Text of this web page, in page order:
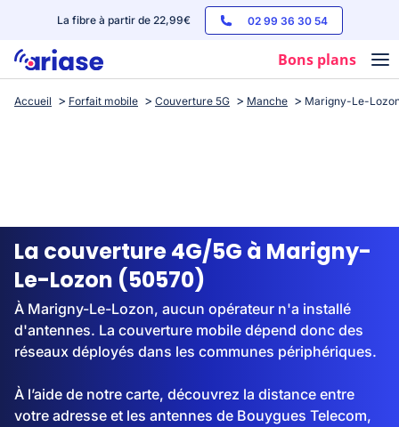
La fibre à partir de 22,99€ 02 99 36 30 54
Bons plans
Box internet
Streaming
Accueil Forfait mobile Couverture 5G Manche Marigny-Le-
La couverture 4G/5G à Marigny-
Le-Lozon (50570)
À Marigny-Le-Lozon, aucun opérateur n'a installé
d'antennes. La couverture mobile dépend donc des
réseaux déployés dans les communes périphériques.
À l’aide de notre carte, découvrez la distance entre
votre adresse et les antennes de Bouygues Telecom,